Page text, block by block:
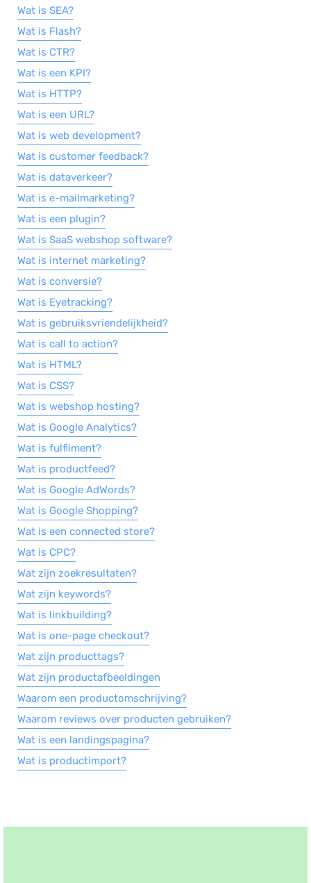
Wat is SEA?
Wat is Flash?
Wat is CTR?
Wat is een KPI?
Wat is HTTP?
Wat is een URL?
Wat is web development?
Wat is customer feedback?
Wat is dataverkeer?
Wat is e-mailmarketing?
Wat is een plugin?
Wat is SaaS webshop software?
Wat is internet marketing?
Wat is conversie?
Wat is Eyetracking?
Wat is gebruiksvriendelijkheid?
Wat is call to action?
Wat is HTML?
Wat is CSS?
Wat is webshop hosting?
Wat is Google Analytics?
Wat is fulfilment?
Wat is productfeed?
Wat is Google AdWords?
Wat is Google Shopping?
Wat is een connected store?
Wat is CPC?
Wat zijn zoekresultaten?
Wat zijn keywords?
Wat is linkbuilding?
Wat is one-page checkout?
Wat zijn producttags?
Wat zijn productafbeeldingen
Waarom een productomschrijving?
Waarom reviews over producten gebruiken?
Wat is een landingspagina?
Wat is productimport?